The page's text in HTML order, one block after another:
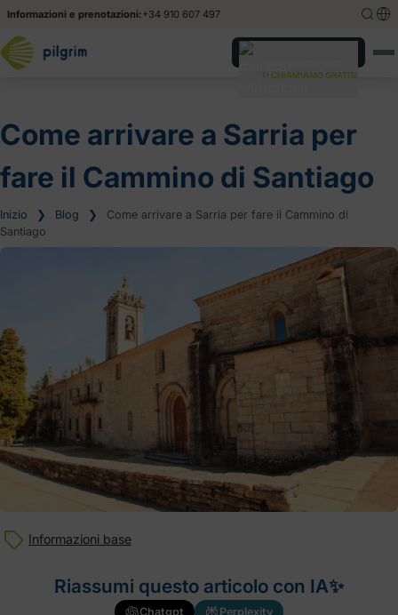
Informazioni e prenotazioni:+34 910 607 497
Español
Español
TI CHIAMIAMO GRATIS!
Come arrivare a Sarria per
fare il Cammino di Santiago
Inizio ❯ Blog ❯
Come arrivare a Sarria per fare il Cammino di
Santiago
Informazioni base
Riassumi questo articolo con IA✨
Chatgpt Perplexity